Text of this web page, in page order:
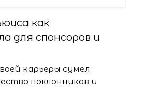
как
для спонсоров и
карьеры сумел
поклонников и